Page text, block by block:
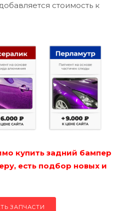
стоимость к
купить задний бампер
есть подбор новых и
ЗАПЧАСТИ